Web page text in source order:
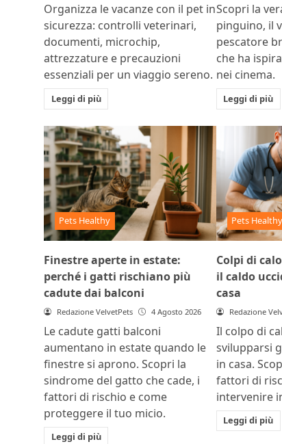
Organizza le vacanze con il pet in
sicurezza: controlli veterinari,
documenti, microchip,
attrezzature e precauzioni
essenziali per un viaggio sereno.
Leggi di più
Scopri la
pinguino, il
pescatore
che ha
nei cinema.
Leggi di più
Pets Healthy
Finestre aperte in estate:
perché i gatti rischiano più
cadute dai balconi
Redazione VelvetPets 4 Agosto 2026
Le cadute gatti balconi
aumentano in estate quando le
finestre si aprono. Scopri la
sindrome del gatto che cade, i
fattori di rischio e come
proteggere il tuo micio.
Leggi di più
Pets Healthy
Colpi di
il caldo
casa
Redazione
Il colpo di
svilupparsi
in casa.
fattori di
intervenire
Leggi di più